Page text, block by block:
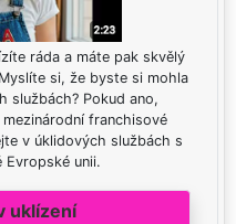
ráda a máte pak skvělý
si, že byste si mohla
službách? Pokud ano,
franchisové
v úklidových službách s
Evropské unii.
uklízení